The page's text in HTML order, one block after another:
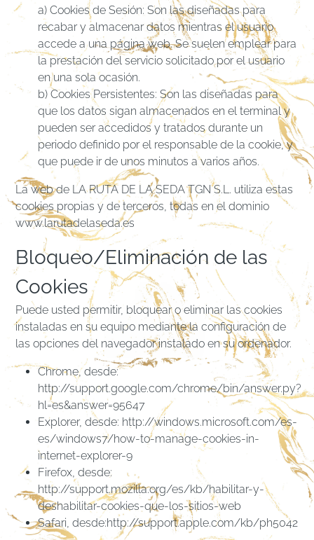
a) Cookies de Sesión: Son las diseñadas para
recabar y almacenar datos mientras el usuario
accede a una página web. Se suelen emplear para
la prestación del servicio solicitado por el usuario
en una sola ocasión.
b) Cookies Persistentes: Son las diseñadas para
que los datos sigan almacenados en el terminal y
pueden ser accedidos y tratados durante un
periodo definido por el responsable de la cookie, y
que puede ir de unos minutos a varios años.
La web de LA RUTA DE LA SEDA TGN S.L. utiliza estas
cookies propias y de terceros, todas en el dominio
www.larutadelaseda.es
Bloqueo/Eliminación de las
Cookies
Puede usted permitir, bloquear o eliminar las cookies
instaladas en su equipo mediante la configuración de
las opciones del navegador instalado en su ordenador.
Chrome, desde:
http://support.google.com/chrome/bin/answer.py?
hl=es&answer=95647
Explorer, desde: http://windows.microsoft.com/es-
es/windows7/how-to-manage-cookies-in-
internet-explorer-9
Firefox, desde:
http://support.mozilla.org/es/kb/habilitar-y-
deshabilitar-cookies-que-los-sitios-web
Safari, desde:http://support.apple.com/kb/ph5042